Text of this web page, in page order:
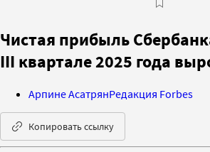
Чистая прибыль
III квартале 2025 года
Арпине АсатрянРедакция Forbes
Копировать ссылку